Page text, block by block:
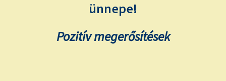
IRATKOZZ FEL A VIDEÓ CSATORNÁNKRA!
TAROT ELEMZÉS MEGRENDELÉSE LIMITÁLT!
ünnepe!
Pozitív megerősítések